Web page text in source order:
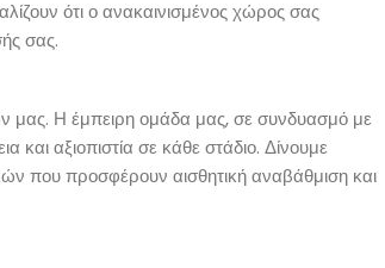
ότι ο ανακαινισμένος χώρος σας
σας.
μας. Η έμπειρη ομάδα μας, σε συνδυασμό με
και αξιοπιστία σε κάθε στάδιο. Δίνουμε
που προσφέρουν αισθητική αναβάθμιση και